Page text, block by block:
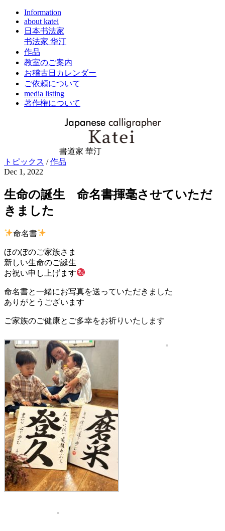
Information
about katei
日本书法家
书法家 华汀
作品
教室のご案内
お稽古日カレンダー
ご依頼について
media listing
著作権について
書道家 華汀
トピックス /作品
Dec 1, 2022
生命の誕生 命名書揮毫させていただ
きました
命名書
ほのぼのご家族さま
新しい生命のご誕生
お祝い申し上げます
命名書と一緒にお写真を送っていただきました
ありがとうございます
ご家族のご健康とご多幸をお祈りいたします